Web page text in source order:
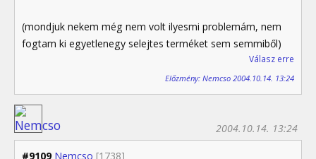
(mondjuk nekem még nem volt ilyesmi problemám, nem
fogtam ki egyetlenegy selejtes terméket sem semmiből)
Válasz erre
Előzmény: Nemcso 2004.10.14. 13:24
#9109 Nemcso [1738]
2004.10.14. 13:24